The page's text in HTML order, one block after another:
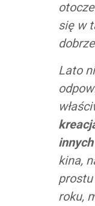
się w
Lato
kina,
prostu
roku,